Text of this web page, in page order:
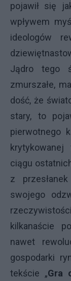
pojawił się
wpływem
ideologów
Jądro tego
zmurszałe,
dość, że
stary, to
pierwotnego
ciągu
z
swojego
kilkanaście
nawet
gospodarki
tekście „Gra